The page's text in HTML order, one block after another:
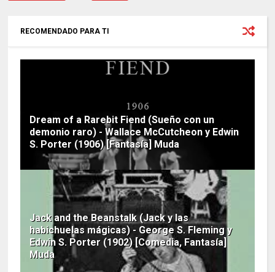
RECOMENDADO PARA TI
Dream of a Rarebit Fiend (Sueño con un
demonio raro) - Wallace McCutcheon y Edwin
S. Porter (1906) [Fantasía] Muda
Jack and the Beanstalk (Jack y las
habichuelas mágicas) - George S. Fleming y
Edwin S. Porter (1902) [Comedia, Fantasía]
Muda